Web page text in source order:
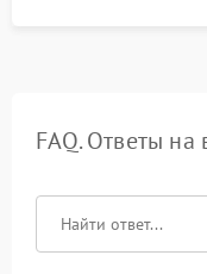
FAQ. Ответы на